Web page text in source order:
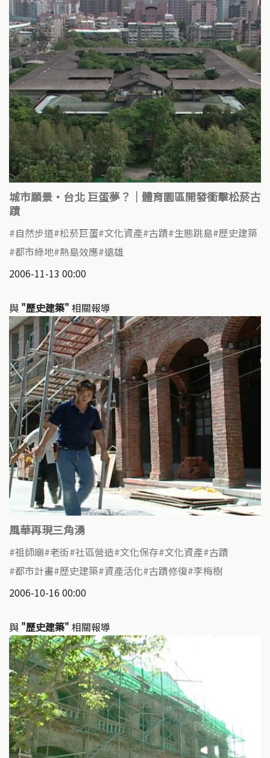
城市願景‧台北 巨蛋夢？｜體育園區開發衝擊松菸古
蹟
自然步道 松菸巨蛋 文化資產 古蹟 生態跳島 歷史建築
都市綠地 熱島效應 遠雄
2006-11-13 00:00
與 "歷史建築" 相關報導
風華再現三角湧
祖師廟 老街 社區營造 文化保存 文化資產 古蹟
都市計畫 歷史建築 資產活化 古蹟修復 李梅樹
2006-10-16 00:00
與 "歷史建築" 相關報導